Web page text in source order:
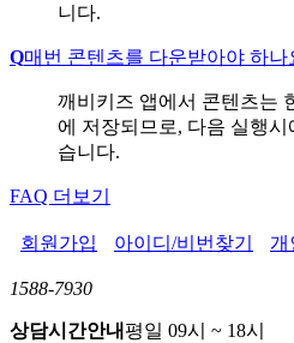
니다.
Q매번 콘텐츠를 다운받아야 하나
깨비키즈 앱에서 콘텐츠는
에 저장되므로, 다음 실행
습니다.
FAQ 더보기
회원가입 아이디/비번찾기 개
1588-7930
상담시간안내평일 09시 ~ 18시